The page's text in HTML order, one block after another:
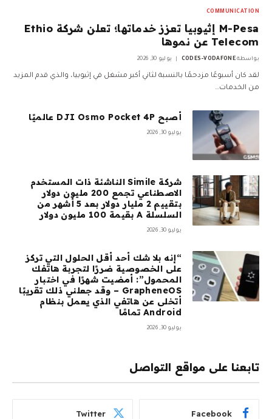
COMMUNICATION
M-Pesa إثيوبيا تعزز خدماتها؛ تعلن شركة Ethio
Telecom عن نموها
بواسطة CODES-VODAFONE يوليو 30, 2026
لقد كان أسبوعًا مزدحمًا بالنسبة لثاني أكبر مشغل في إثيوبيا، والذي قدم المزيد
من الخدمات…
أصبح DJI Osmo Pocket 4P عالميًا
يوليو 30, 2026
شركة Simile الناشئة ذات المستخدم
الاصطناعي تجمع 200 مليون دولار
بتقييم 2 مليار دولار بعد 5 أشهر من
السلسلة A بقيمة 100 مليون دولار
يوليو 30, 2026
“إنه بلا شك أحد أقل الحلول التي تركز
على الخصوصية ضررًا لتجربة هاتفك
المحمول”: أمضيت شهرًا في اختبار
GrapheneOS – وقد جعلني ذلك تقريبًا
أتخلى عن هاتفي الذي يعمل بنظام
Android تمامًا
يوليو 30, 2026
تابعنا على مواقع التواصل
Facebook
Twitter